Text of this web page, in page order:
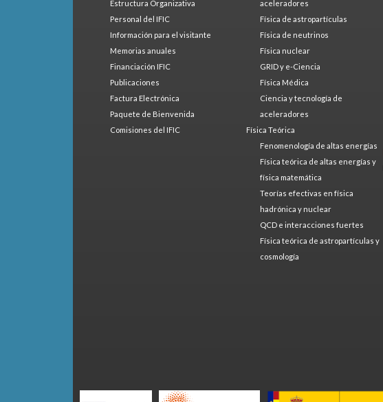
Estructura Organizativa
Personal del IFIC
Información para el visitante
Memorias anuales
Financiación IFIC
Publicaciones
Factura Electrónica
Paquete de Bienvenida
Comisiones del IFIC
aceleradores
Física de astropartículas
Física de neutrinos
Física nuclear
GRID y e-Ciencia
Física Médica
Ciencia y tecnología de
aceleradores
Física Teórica
Fenomenología de altas energías
Física teórica de altas energías y
física matemática
Teorías efectivas en física
hadrónica y nuclear
QCD e interacciones fuertes
Física teórica de astropartículas y
cosmología